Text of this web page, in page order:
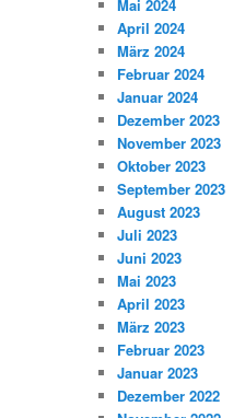
Mai 2024
April 2024
März 2024
Februar 2024
Januar 2024
Dezember 2023
November 2023
Oktober 2023
September 2023
August 2023
Juli 2023
Juni 2023
Mai 2023
April 2023
März 2023
Februar 2023
Januar 2023
Dezember 2022